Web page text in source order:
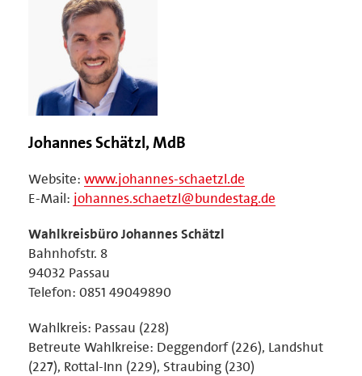
Johannes Schätzl, MdB
Website: www.johannes-schaetzl.de
E-Mail: johannes.schaetzl@bundestag.de
Wahlkreisbüro Johannes Schätzl
Bahnhofstr. 8
94032 Passau
Telefon: 0851 49049890
Wahlkreis: Passau (228)
Betreute Wahlkreise: Deggendorf (226), Landshut
(227), Rottal-Inn (229), Straubing (230)